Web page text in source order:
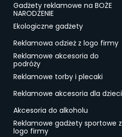
Gadżety reklamowe na BOŻE
NARODZENIE
Ekologiczne gadżety
Reklamowa odzież z logo firmy
Reklamowe akcesoria do
podróży
Reklamowe torby i plecaki
Reklamowe akcesoria dla dzieci
Akcesoria do alkoholu
Reklamowe gadżety sportowe z
logo firmy